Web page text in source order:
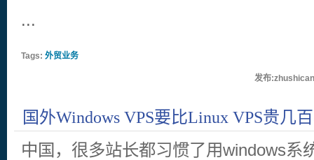
...
Tags: 外贸业务
发布
国外Windows VPS要比Linux VPS贵几
别在哪里？
中国，很多站长都习惯了用windows系